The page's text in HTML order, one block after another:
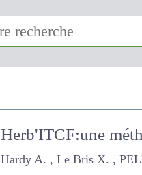
Herb'ITCF:une
Hardy A. , Le Bris X. ,